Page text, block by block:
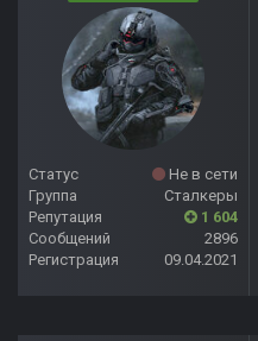
Статус
Не в сети
Группа
Сталкеры
Репутация
1 604
Сообщений
2896
Регистрация
09.04.2021